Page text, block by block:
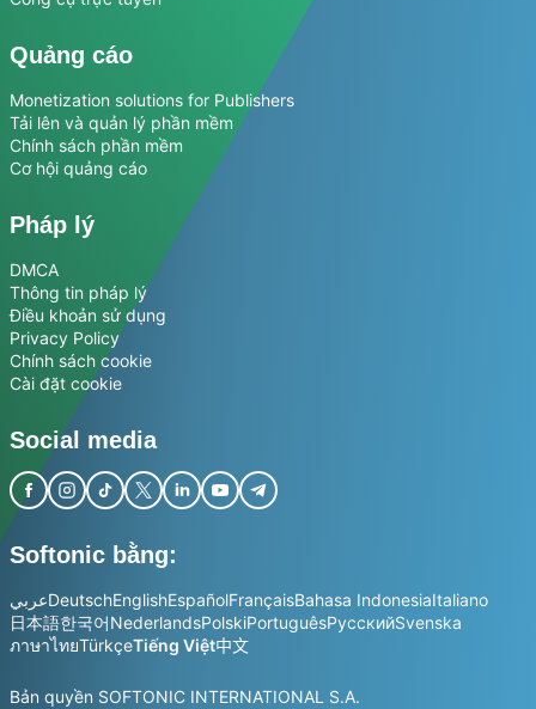
Quảng cáo
Monetization solutions for Publishers
Tải lên và quản lý phần mềm
Chính sách phần mềm
Cơ hội quảng cáo
Pháp lý
DMCA
Thông tin pháp lý
Điều khoản sử dụng
Privacy Policy
Chính sách cookie
Cài đặt cookie
Social media
Softonic bằng:
عربيDeutschEnglishEspañolFrançaisBahasa IndonesiaItaliano
日本語한국어NederlandsPolskiPortuguêsРусскийSvenska
ภาษาไทยTürkçeTiếng Việt中文
Bản quyền SOFTONIC INTERNATIONAL S.A.